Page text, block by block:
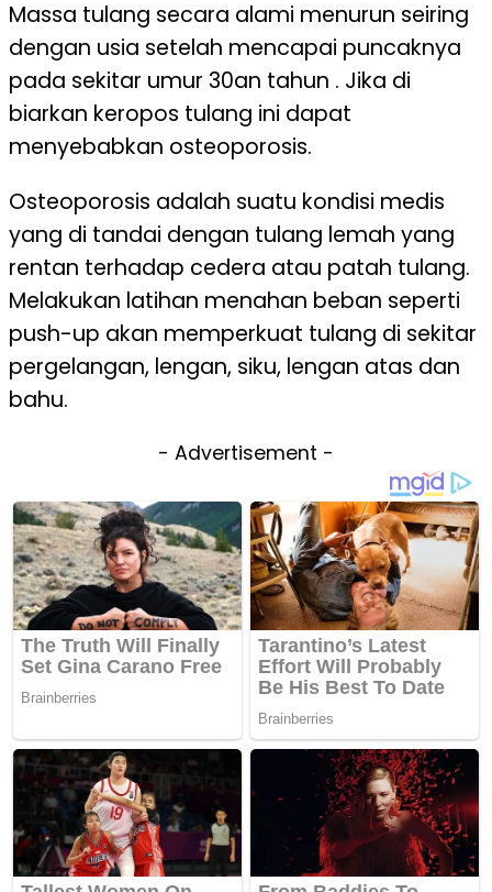
Massa tulang secara alami menurun seiring
dengan usia setelah mencapai puncaknya
pada sekitar umur 30an tahun . Jika di
biarkan keropos tulang ini dapat
menyebabkan osteoporosis.
Osteoporosis adalah suatu kondisi medis
yang di tandai dengan tulang lemah yang
rentan terhadap cedera atau patah tulang.
Melakukan latihan menahan beban seperti
push-up akan memperkuat tulang di sekitar
pergelangan, lengan, siku, lengan atas dan
bahu.
- Advertisement -